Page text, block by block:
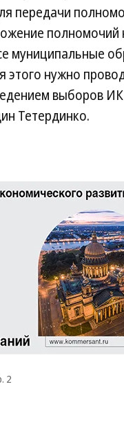
передачи
полномочий
муниципальные
нужно
выборов
Тетердинко.
2